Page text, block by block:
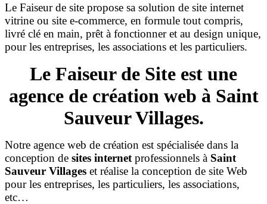
Le Faiseur de site propose sa solution de site internet
vitrine ou site e-commerce, en formule tout compris,
livré clé en main, prêt à fonctionner et au design unique,
pour les entreprises, les associations et les particuliers.
Le Faiseur de Site est une
agence de création web à Saint
Sauveur Villages.
Notre agence web de création est spécialisée dans la
conception de sites internet professionnels à Saint
Sauveur Villages et réalise la conception de site Web
pour les entreprises, les particuliers, les associations,
etc…